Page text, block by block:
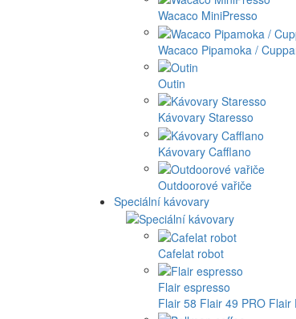
Wacaco MiniPresso
Wacaco Pipamoka /
Outin
Kávovary Staresso
Kávovary Cafflano
Outdoorové vařiče
Speciální kávovary
Cafelat robot
Flair espresso
Flair 58 Flair 49 PRO Flair